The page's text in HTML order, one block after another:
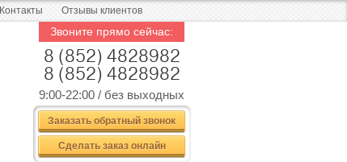
Контакты Отзывы клиентов
Звоните прямо сейчас:
8 (852) 4828982
8 (852) 4828982
9:00-22:00 / без выходных
Заказать обратный звонок
Сделать заказ онлайн